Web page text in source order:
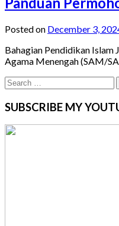
Posted on December 3,
Bahagian Pendidikan Islam
Agama Menengah (SAM/
Search
for:
SUBSCRIBE MY